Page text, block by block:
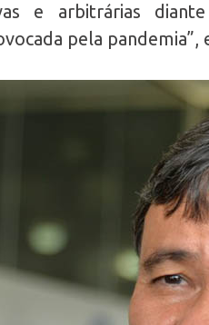
e arbitrárias
pela pandemia”,